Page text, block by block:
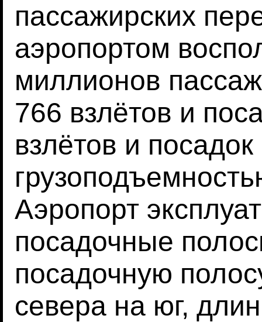
пассажирских
аэропортом
миллионов
766 взлётов и
взлётов и
Аэропорт
посадочные
посадочную
севера на юг,